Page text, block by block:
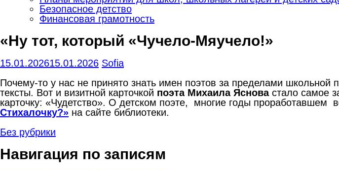
Безопасное детство
Финансовая грамотность
«Ну тот, который «Чучело-Мяучело!»
15.01.202615.01.2026 Sofia
Почему-то у нас не принято знать имен поэтов за пределами
тексты. Вот и визитной карточкой поэта Михаила Ясновастало самое
карточку: «Чудетство». О детском поэте, многие годы проработавшем
Стихалочку?» на сайте библиотеки.
Без рубрики
Навигация по записям